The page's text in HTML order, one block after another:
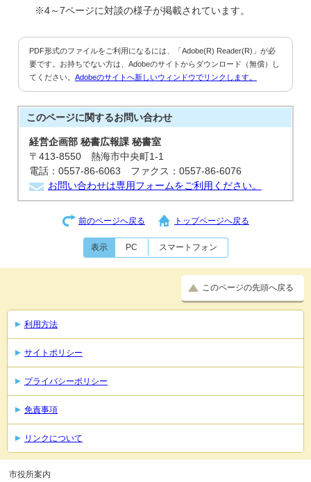
※4～7ページに対談の様子が掲載されています。
PDF形式のファイルをご利用になるには、「Adobe(R) Reader(R)」が必
要です。お持ちでない方は、Adobeのサイトからダウンロード（無償）し
てください。 Adobeのサイトへ新しいウィンドウでリンクします。
このページに関するお問い合わせ
経営企画部 秘書広報課 秘書室
〒413-8550 熱海市中央町1-1
電話：0557-86-6063 ファクス：0557-86-6076
お問い合わせは専用フォームをご利用ください。
前のページへ戻る トップページへ戻る
表示 PC スマートフォン
このページの先頭へ戻る
利用方法
サイトポリシー
プライバシーポリシー
免責事項
リンクについて
市役所案内